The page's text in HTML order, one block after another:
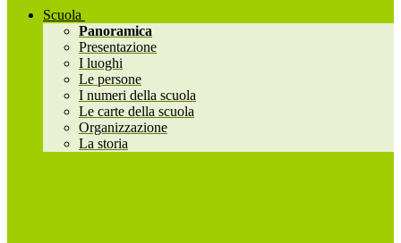
Scuola
Panoramica
Presentazione
I luoghi
Le persone
I numeri della scuola
Le carte della scuola
Organizzazione
La storia